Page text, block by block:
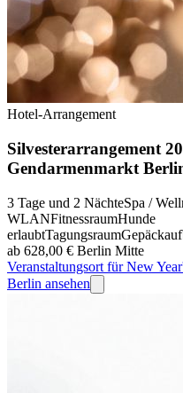
Hotel-Arrangement
Silvesterarrangement
Gendarmenmarkt
3 Tage und 2 NächteSpa /
WLANFitnessraumHunde
erlaubtTagungsraum
ab 628,00 € Berlin Mitte
Veranstaltungsort für New
Berlin ansehen